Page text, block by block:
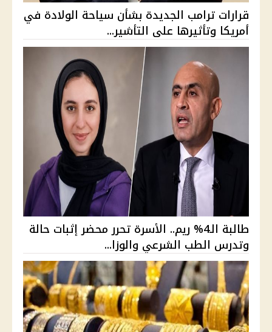
قرارات ترامب الجديدة بشأن سياحة الولادة في
أمريكا وتأثيرها على التأشير...
طالبة الـ4% ريم.. الأسرة تحرر محضر إثبات حالة
وتدرس الطب الشرعي والوزا...